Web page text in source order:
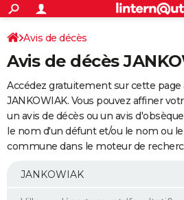
ACTUALITÉS
Politique
Société
Faits Divers
Education
Monde
Villes
+
SPORT
Coupe du monde 2026
Football
Tennis
Cyclisme
Rugby
Forum
Programme TV
TNT
Streaming
Cinéma
Sorties cinéma
Musique
+
FINANCE
Impôts
Immobilier
Risques naturels par ville
Banque
Assurance
Crédit
AUTO
Essais
Réserver un essai
Citadines
Berlines
SUV
Forum auto
+
Mobiles
Meilleur smartphone
Internet
Ordinateurs
Jeux vidéo
Guide high-tech
Avis de décès
Avis de décès
Accédez gratuitement sur cette page
JANKOWIAK. Vous pouvez affiner
un avis de décès ou un avis
le nom d'un défunt et/ou le nom ou
commune dans le moteur de